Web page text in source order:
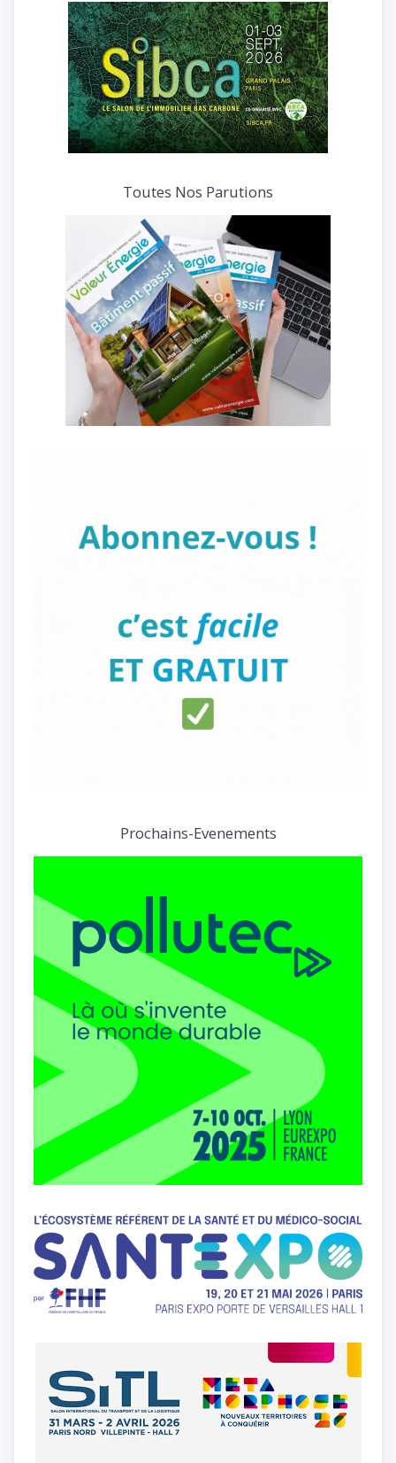
Toutes Nos Parutions
Prochains-Evenements